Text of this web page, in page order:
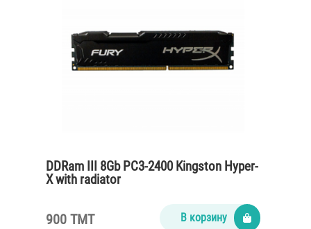
DDRam III 8Gb PC3-2400 Kingston Hyper-
X with radiator
900 TMT В корзину